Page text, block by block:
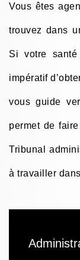
Vous êtes
trouvez dans
Si votre
impératif
vous guide
permet de
Tribunal
à travailler